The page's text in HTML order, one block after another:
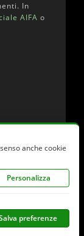
In
AIFA o
AIFA
anche cookie
Personalizza
preferenze